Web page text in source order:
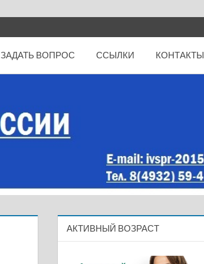
ЗАДАТЬ ВОПРОС ССЫЛКИ КОНТАКТЫ
АКТИВНЫЙ ВОЗРАСТ